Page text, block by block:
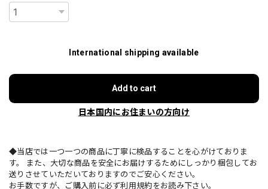
International shipping available
Add to cart
日本国内にお住まいの方向け
◆当店では一つ一つの商品に丁寧に検品することを心がけておりま
す。 また、大切な商品を安全にお届けするためにしっかり梱包してお
送りさせていただいておりますのでご安心ください。
お手数ですが、ご購入前に必ず利用規約をお読み下さい。